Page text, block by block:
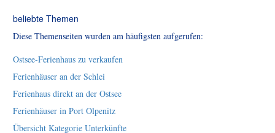
beliebte Themen
Diese Themenseiten wurden am häufigsten aufgerufen:
Ostsee-Ferienhaus zu verkaufen
Ferienhäuser an der Schlei
Ferienhaus direkt an der Ostsee
Ferienhäuser in Port Olpenitz
Übersicht Kategorie Unterkünfte